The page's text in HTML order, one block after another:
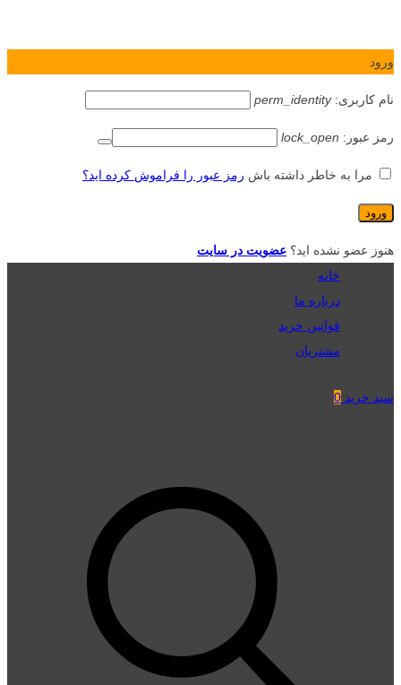
ورود
نام کاربری:perm_identity
رمز عبور: lock_open
مرا به خاطر داشته باش رمز عبور را فراموش کرده اید؟
هنوز عضو نشده اید؟ عضویت در سایت
خانه
درباره ما
قوانین خرید
مشتریان
سبد خرید 0